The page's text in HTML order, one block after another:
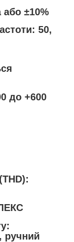
або ±10%
50,
до +600
ручний